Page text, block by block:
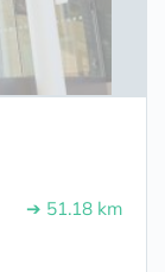
➔ 51.18 km